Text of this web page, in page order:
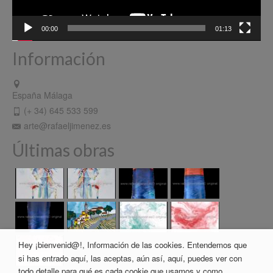
00:00 01:13
Información
España Málaga
(+ 34) 645 533 599
arte@rafaeljimenez.es
Últimas obras
Hey ¡bienvenid@!, Información de las cookies. Entendemos que
si has entrado aquí, las aceptas, aún así, aquí, puedes ver con